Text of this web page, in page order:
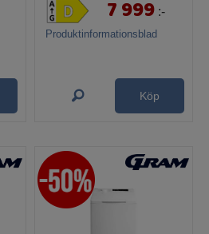
Produktinformationsblad
7 999 :-
Köp